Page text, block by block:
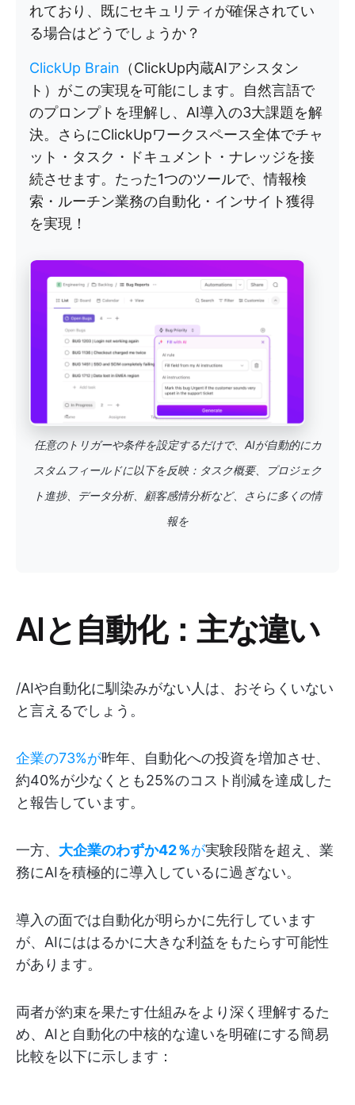
れており、既にセキュリティが確保されてい
る場合はどうでしょうか？
ClickUp Brain （ClickUp内蔵AIアシスタン
ト）がこの実現を可能にします。自然言語で
のプロンプトを理解し、AI導入の3大課題を解
決。さらにClickUpワークスペース全体でチャ
ット・タスク・ドキュメント・ナレッジを接
続させます。たった1つのツールで、情報検
索・ルーチン業務の自動化・インサイト獲得
を実現！
任意のトリガーや条件を設定するだけで、AIが自動的にカ
スタムフィールドに以下を反映：タスク概要、プロジェク
ト進捗、データ分析、顧客感情分析など、さらに多くの情
報を
AIと自動化：主な違い
/AIや自動化に馴染みがない人は、おそらくいない
と言えるでしょう。
企業の73%が昨年、自動化への投資を増加させ、
約40%が少なくとも25%のコスト削減を達成した
と報告しています。
一方、 大企業のわずか42％が実験段階を超え、業
務にAIを積極的に導入しているに過ぎない。
導入の面では自動化が明らかに先行しています
が、AIにははるかに大きな利益をもたらす可能性
があります。
両者が約束を果たす仕組みをより深く理解するた
め、AIと自動化の中核的な違いを明確にする簡易
比較を以下に示します：